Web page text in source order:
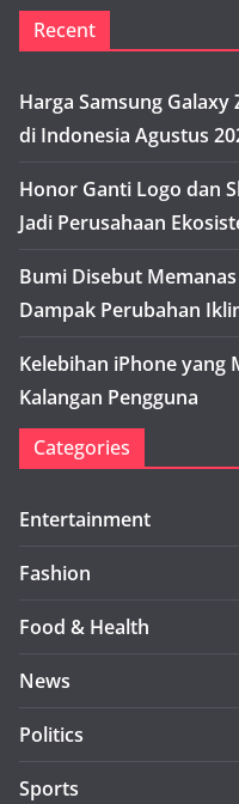
Recent
Harga Samsung Galaxy
di Indonesia Agustus
Honor Ganti Logo dan
Jadi Perusahaan
Bumi Disebut
Dampak Perubahan
Kelebihan iPhone yang
Kalangan Pengguna
Categories
Entertainment
Fashion
Food & Health
News
Politics
Sports